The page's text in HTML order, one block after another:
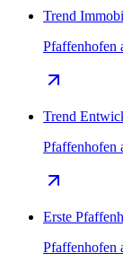
Trend
Pfaffenhofen
Trend
Pfaffenhofen
Erste
Pfaffenhofen